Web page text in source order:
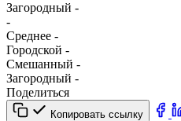
Загородный -
-
Среднее -
Городской -
Смешанный -
Загородный -
Поделиться
Копировать ссылку